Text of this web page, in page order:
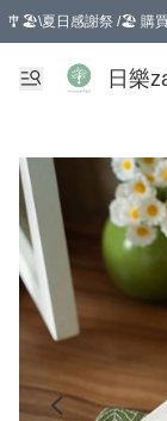
🎐🏖️\夏日感謝祭 /🏖️ 購買
選擇GoGoX住宅/工商
日樂